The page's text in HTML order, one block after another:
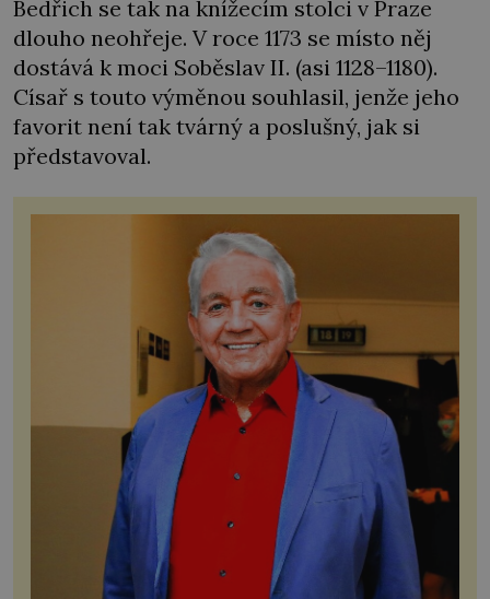
Bedřich se tak na knížecím stolci v Praze
dlouho neohřeje. V roce 1173 se místo něj
dostává k moci Soběslav II. (asi 1128–1180).
Císař s touto výměnou souhlasil, jenže jeho
favorit není tak tvárný a poslušný, jak si
představoval.